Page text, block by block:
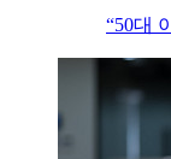
“50대